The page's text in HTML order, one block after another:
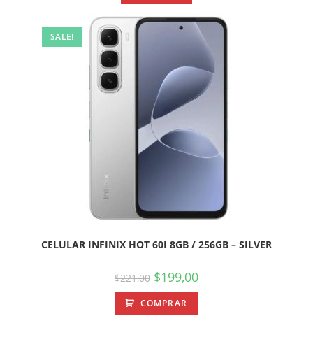
SALE!
CELULAR INFINIX HOT 60I 8GB / 256GB – SILVER
$221,00 $199,00
COMPRAR